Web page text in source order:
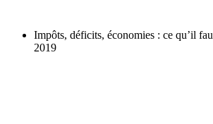
Impôts, déficits, économies : ce qu’il
2019